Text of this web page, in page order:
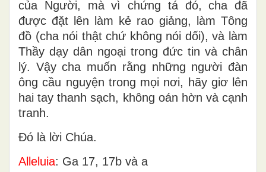
của Người, mà vì chứng tá đó, cha đã
được đặt lên làm kẻ rao giảng, làm Tông
đồ (cha nói thật chứ không nói dối), và làm
Thầy dạy dân ngoại trong đức tin và chân
lý. Vậy cha muốn rằng những người đàn
ông cầu nguyện trong mọi nơi, hãy giơ lên
hai tay thanh sạch, không oán hờn và cạnh
tranh.
Ðó là lời Chúa.
Alleluia: Ga 17, 17b và a